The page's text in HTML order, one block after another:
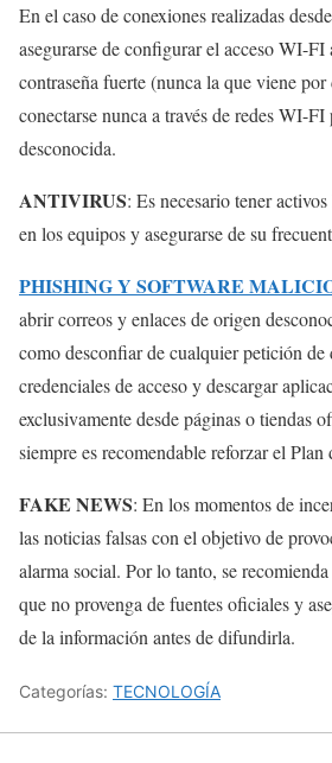
En el caso de conexiones realizadas
asegurarse de configurar el acceso WI-FI
contraseña fuerte (nunca la que viene
conectarse nunca a través de redes WI-
desconocida.
ANTIVIRUS: Es necesario tener
en los equipos y asegurarse de su
PHISHING Y SOFTWARE
abrir correos y enlaces de origen
como desconfiar de cualquier petición de
credenciales de acceso y descargar
exclusivamente desde páginas o tiendas
siempre es recomendable reforzar el
FAKE NEWS: En los momentos de
las noticias falsas con el objetivo de
alarma social. Por lo tanto, se
que no provenga de fuentes oficiales y
de la información antes de difundirla.
Categorías: TECNOLOGÍA